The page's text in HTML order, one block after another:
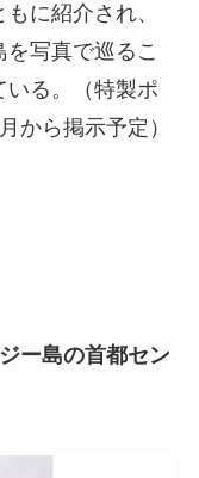
に紹介され、
写真で巡るこ
いる。（特製ポ
から掲示予定）
ー島の首都セン